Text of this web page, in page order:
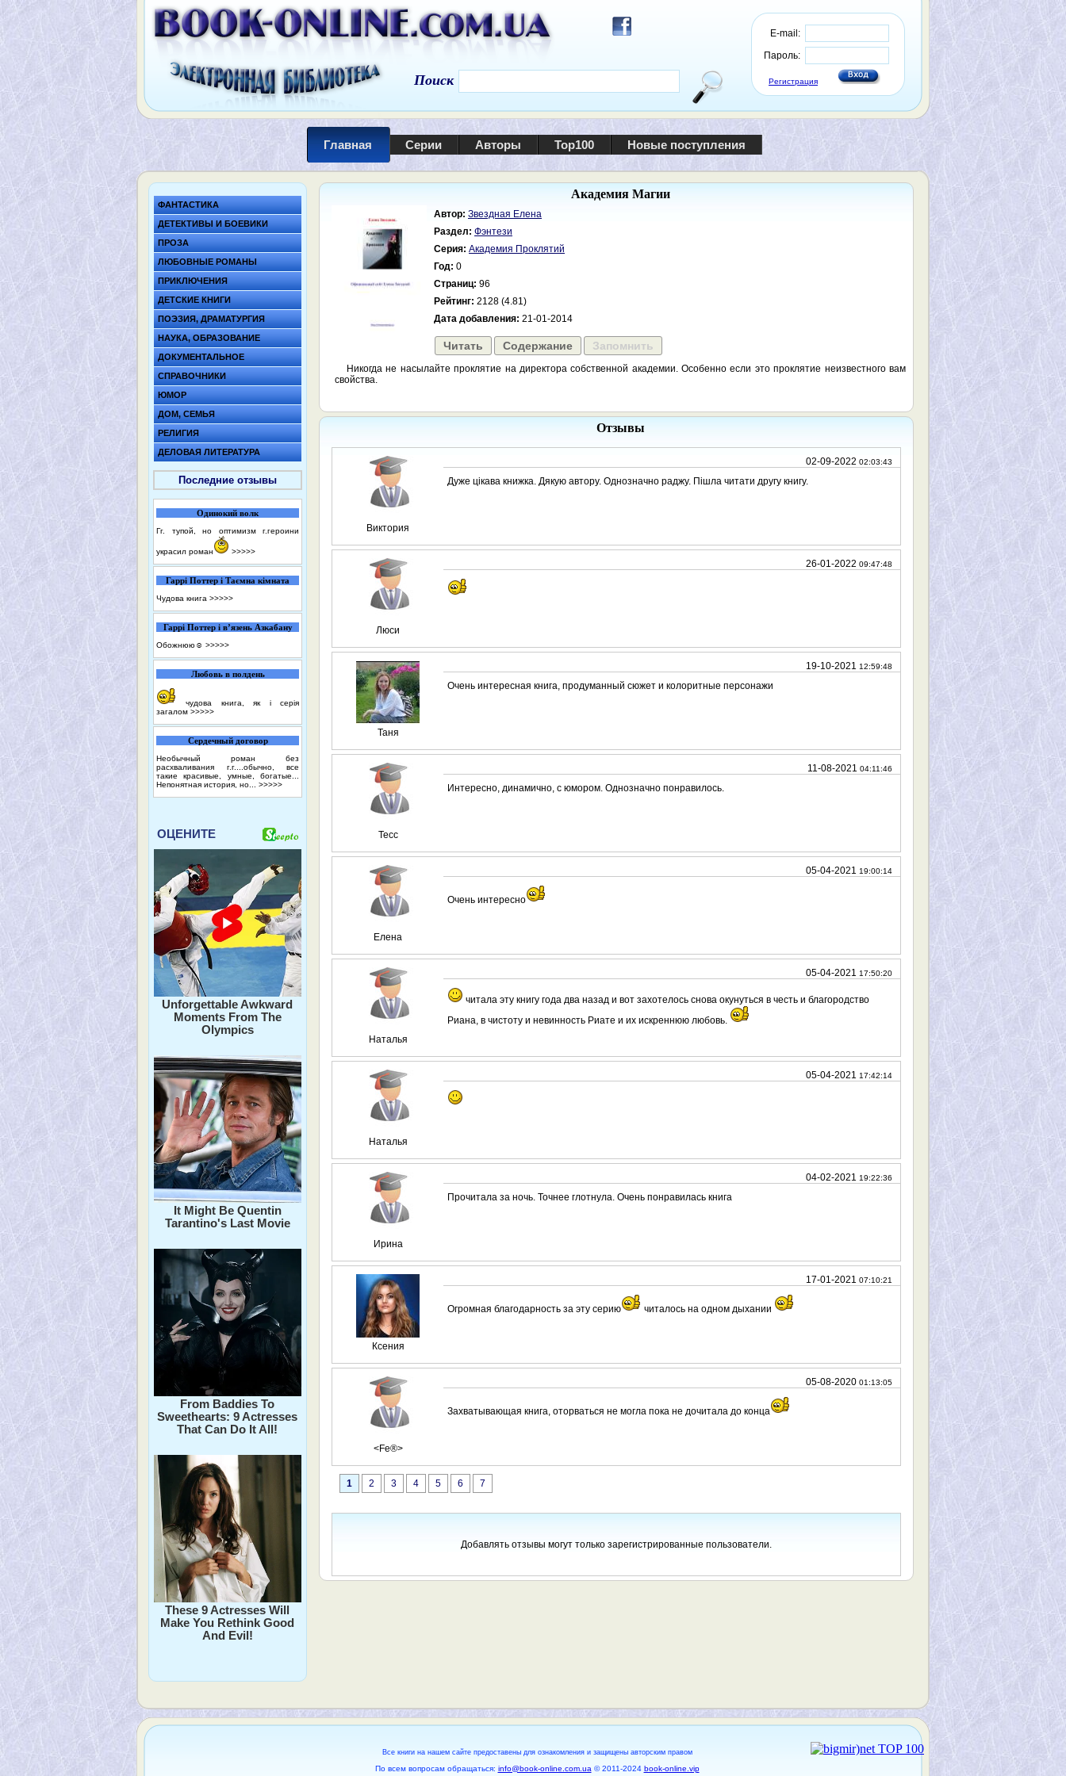
E-mail:
Пароль:
Регистрация
Поиск
Главная Серии Авторы Top100 Новые поступления
ФАНТАСТИКА
ДЕТЕКТИВЫ И БОЕВИКИ
ПРОЗА
ЛЮБОВНЫЕ РОМАНЫ
ПРИКЛЮЧЕНИЯ
ДЕТСКИЕ КНИГИ
ПОЭЗИЯ, ДРАМАТУРГИЯ
НАУКА, ОБРАЗОВАНИЕ
ДОКУМЕНТАЛЬНОЕ
СПРАВОЧНИКИ
ЮМОР
ДОМ, СЕМЬЯ
РЕЛИГИЯ
ДЕЛОВАЯ ЛИТЕРАТУРА
Последние отзывы
Одинокий волк
Гг. тупой, но оптимизм г.героини
украсил роман >>>>>
Гаррі Поттер і Таємна кімната
Чудова книга >>>>>
Гаррі Поттер і в’язень Азкабану
Обожнюю☺️ >>>>>
Любовь в полдень
чудова книга, як і серія
загалом >>>>>
Сердечный договор
Необычный роман без
расхваливания г.г....обычно, все
такие красивые, умные, богатые...
Непонятная история, но... >>>>>
ОЦЕНИТЕ
Unforgettable Awkward
Moments From The
Olympics
It Might Be Quentin
Tarantino's Last Movie
From Baddies To
Sweethearts: 9 Actresses
That Can Do It All!
These 9 Actresses Will
Make You Rethink Good
And Evil!
Академия Магии
Автор: Звездная Елена
Раздел: Фэнтези
Серия: Академия Проклятий
Год: 0
Страниц: 96
Рейтинг: 2128 (4.81)
Дата добавления: 21-01-2014
Читать Содержание Запомнить
Никогда не насылайте проклятие на директора собственной академии. Особенно если это проклятие неизвестного вам
свойства.
Отзывы
Виктория
02-09-2022 02:03:43
Дуже цікава книжка. Дякую автору. Однозначно раджу. Пішла читати другу книгу.
Люси
26-01-2022 09:47:48
Таня
19-10-2021 12:59:48
Очень интересная книга, продуманный сюжет и колоритные персонажи
Тесс
11-08-2021 04:11:46
Интересно, динамично, с юмором. Однозначно понравилось.
Елена
05-04-2021 19:00:14
Очень интересно
Наталья
05-04-2021 17:50:20
читала эту книгу года два назад и вот захотелось снова окунуться в честь и благородство
Риана, в чистоту и невинность Риате и их искреннюю любовь.
Наталья
05-04-2021 17:42:14
Ирина
04-02-2021 19:22:36
Прочитала за ночь. Точнее глотнула. Очень понравилась книга
Ксения
17-01-2021 07:10:21
Огромная благодарность за эту серию читалось на одном дыхании
<Fe®>
05-08-2020 01:13:05
Захватывающая книга, оторваться не могла пока не дочитала до конца
1 2 3 4 5 6 7
Добавлять отзывы могут только зарегистрированные пользователи.
Все книги на нашем сайте предоставены для ознакомления и защищены авторским правом
По всем вопросам обращаться: info@book-online.com.ua © 2011-2024 book-online.vip